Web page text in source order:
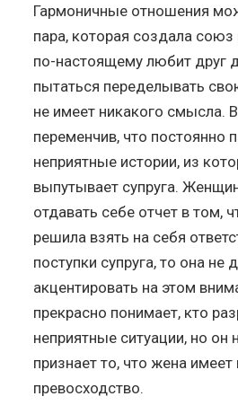
Гармоничные отношения
пара, которая создала союз
по-настоящему любит друг
пытаться переделывать
не имеет никакого смысла.
переменчив, что постоянно
неприятные истории, из
выпутывает супруга.
отдавать себе отчет в том,
решила взять на себя
поступки супруга, то она не
акцентировать на этом
прекрасно понимает, кто
неприятные ситуации, но он
признает то, что жена
превосходство.